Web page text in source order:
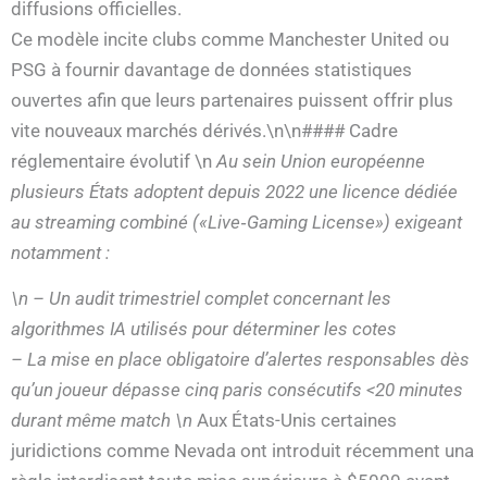
diffusions officielles.
Ce modèle incite clubs comme Manchester United ou
PSG à fournir davantage de données statistiques
ouvertes afin que leurs partenaires puissent offrir plus
vite nouveaux marchés dérivés.\n\n#### Cadre
réglementaire évolutif \n Au sein Union européenne
plusieurs États adoptent depuis 2022 une licence dédiée
au streaming combiné («Live‐Gaming License») exigeant
notamment :
\n – Un audit trimestriel complet concernant les
algorithmes IA utilisés pour déterminer les cotes
– La mise en place obligatoire d’alertes responsables dès
qu’un joueur dépasse cinq paris consécutifs <20 minutes
durant même match \n Aux États-Unis certaines
juridictions comme Nevada ont introduit récemment una